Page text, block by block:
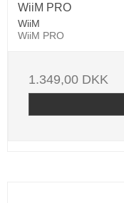
WiiM PRO
WiiM
WiiM PRO
1.349,00 DKK